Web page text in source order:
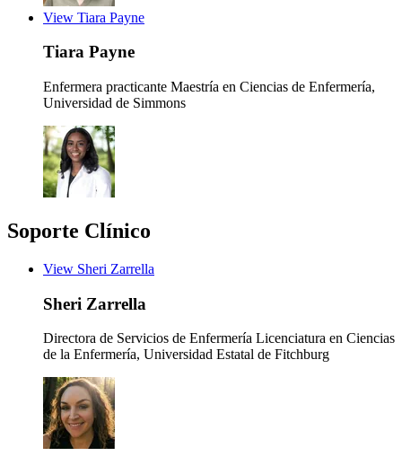
View Tiara Payne
Tiara Payne
Enfermera practicante Maestría en Ciencias de Enfermería,
Universidad de Simmons
Soporte Clínico
View Sheri Zarrella
Sheri Zarrella
Directora de Servicios de Enfermería Licenciatura en Ciencias
de la Enfermería, Universidad Estatal de Fitchburg